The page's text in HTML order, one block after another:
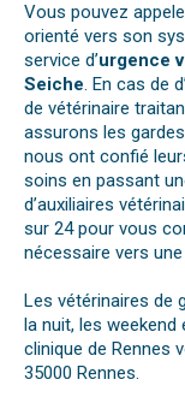
Vous pouvez
orienté vers son
service d’urgence
Seiche. En cas de
de vétérinaire
assurons les
nous ont confié
soins en passant
d’auxiliaires
sur 24 pour vous
nécessaire vers
Les vétérinaires de
la nuit, les weekend
clinique de Rennes
35000 Rennes.